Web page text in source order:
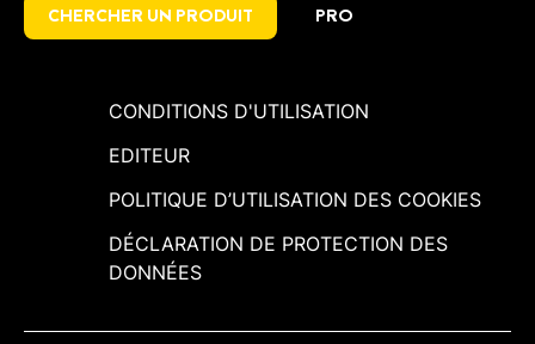
contreplaqué, laminé...)
CHERCHER UN PRODUIT PRO
CONDITIONS D'UTILISATION
EDITEUR
POLITIQUE D’UTILISATION DES COOKIES
DÉCLARATION DE PROTECTION DES
DONNÉES